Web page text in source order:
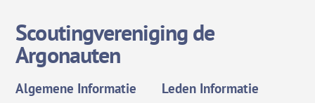
Scoutingvereniging de
Argonauten
Algemene Informatie Leden Informatie